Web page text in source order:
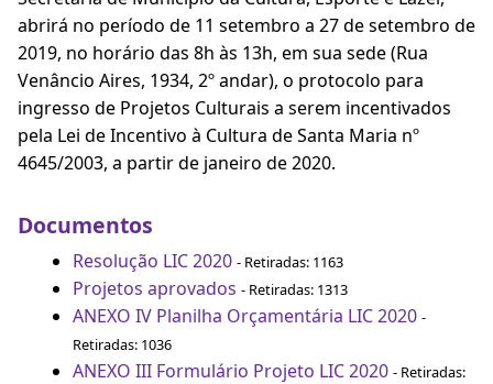
abrirá no período de 11 setembro a 27 de setembro de
2019, no horário das 8h às 13h, em sua sede (Rua
Venâncio Aires, 1934, 2º andar), o protocolo para
ingresso de Projetos Culturais a serem incentivados
pela Lei de Incentivo à Cultura de Santa Maria nº
4645/2003, a partir de janeiro de 2020.
Documentos
Resolução LIC 2020 - Retiradas: 1163
Projetos aprovados - Retiradas: 1313
ANEXO IV Planilha Orçamentária LIC 2020 -
Retiradas: 1036
ANEXO III Formulário Projeto LIC 2020 - Retiradas: